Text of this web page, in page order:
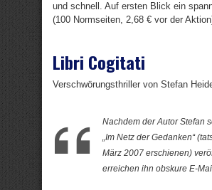
und schnell. Auf ersten Blick ein
(100 Normseiten, 2,68 € vor der
Libri Cogitati
Verschwörungsthriller von Stefan
Nachdem der Autor Stefan
„Im Netz der Gedanken“
März 2007 erschienen)
erreichen ihn obskure E-